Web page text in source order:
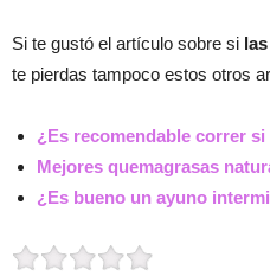
Si te gustó el artículo sobre si
te pierdas tampoco estos otros
¿Es recomendable correr
Mejores quemagrasas
¿Es bueno un ayuno